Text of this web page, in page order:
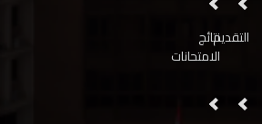
التقديمنتائج
الامتحانات